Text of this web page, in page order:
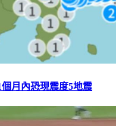
月內恐現震度5地震